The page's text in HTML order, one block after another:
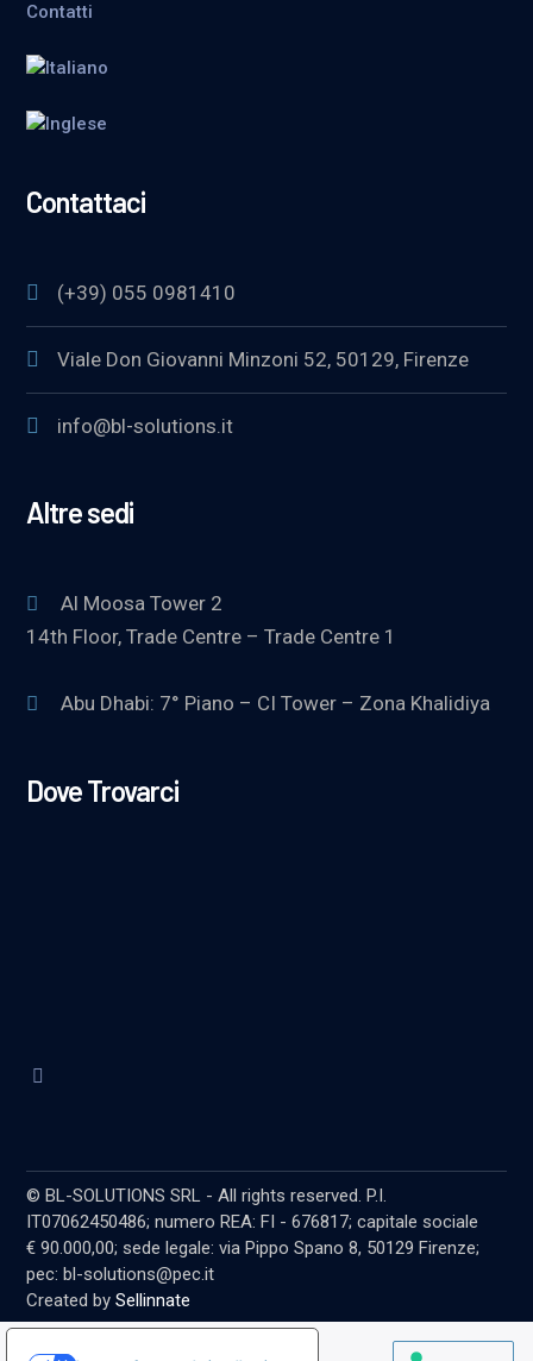
Contatti
Contattaci
(+39) 055 0981410
Viale Don Giovanni Minzoni 52, 50129, Firenze
info@bl-solutions.it
Altre sedi
Al Moosa Tower 2
14th Floor, Trade Centre – Trade Centre 1
Abu Dhabi: 7° Piano – CI Tower – Zona Khalidiya
Dove Trovarci
© BL-SOLUTIONS SRL - All rights reserved. P.I.
IT07062450486; numero REA: FI - 676817; capitale sociale
€ 90.000,00; sede legale: via Pippo Spano 8, 50129 Firenze;
pec: bl-solutions@pec.it
Created bySellinnate